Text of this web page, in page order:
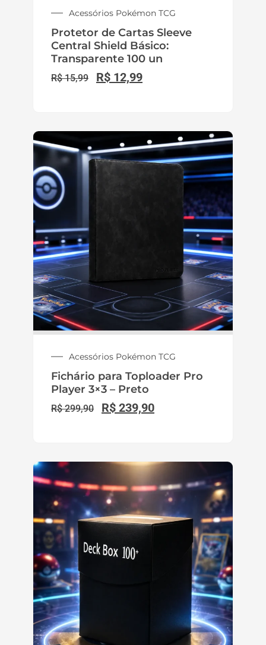
Acessórios Pokémon TCG
Protetor de Cartas Sleeve
Central Shield Básico:
Transparente 100 un
R$15,99 R$ 12,99
Acessórios Pokémon TCG
Fichário para Toploader Pro
Player 3×3 – Preto
R$299,90 R$ 239,90